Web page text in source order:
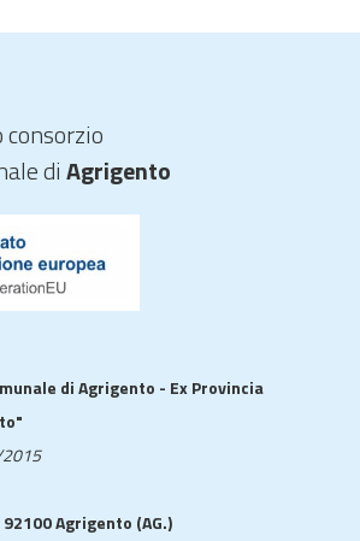
consorzio
diAgrigento
di Agrigento - Ex Provincia
2015
Agrigento (AG.)